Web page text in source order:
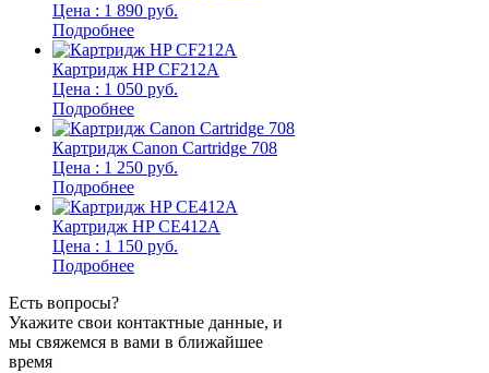
Цена : 1 890 руб.
Подробнее
Картридж HP CF212A
Цена : 1 050 руб.
Подробнее
Картридж Canon Cartridge 708
Цена : 1 250 руб.
Подробнее
Картридж HP CE412A
Цена : 1 150 руб.
Подробнее
Есть вопросы?
Укажите свои контактные данные, и
мы свяжемся в вами в ближайшее
время